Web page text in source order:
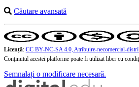
Căutare avansată
Licență: CC BY-NC-SA 4.0, Atribuire-necomercial-
Conținutul acestei platforme poate fi utilizat liber cu
Semnalați o modificare necesară.